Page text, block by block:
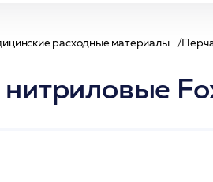
расходные материалы